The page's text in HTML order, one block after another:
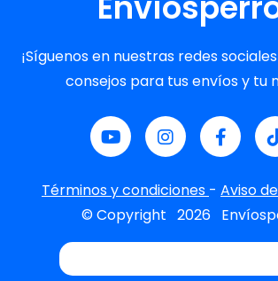
¡Síguenos en nuestras redes
consejos para tus envíos y tu
Términos y condiciones - Aviso
© Copyright 2026